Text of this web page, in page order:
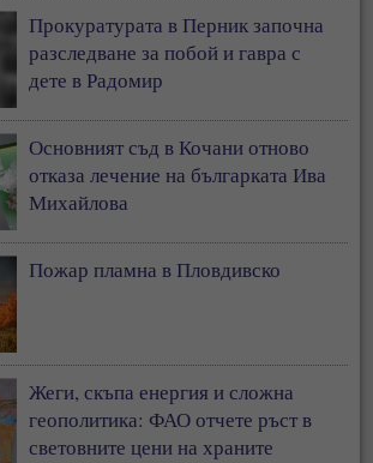
Прокуратурата в Перник започна
разследване за побой и гавра с
дете в Радомир
Основният съд в Кочани отново
отказа лечение на българката Ива
Михайлова
Пожар пламна в Пловдивско
Жеги, скъпа енергия и сложна
геополитика: ФАО отчете ръст в
световните цени на храните